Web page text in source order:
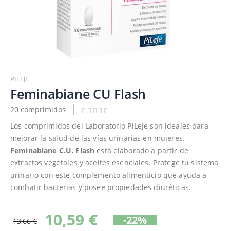
al
comienzo
de
la
galería
imágenes
PILEJE
Feminabiane CU Flash
20 comprimidos
Los comprimidos del Laboratorio PiLeJe son ideales para
mejorar la salud de las vías urinarias en mujeres.
Feminabiane C.U. Flash está elaborado a partir de
extractos vegetales y aceites esenciales. Protege tu sistema
urinario con este complemento alimenticio que ayuda a
combatir bacterias y posee propiedades diuréticas.
13,66 € 10,59 € -22%